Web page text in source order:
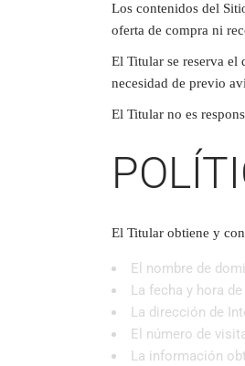
Los contenidos del
oferta de compra ni
El Titular se reserva el
necesidad de previo
El Titular no es
El Titular obtiene y
El nombre de
La fecha y hora
La dirección de
El número de
La información